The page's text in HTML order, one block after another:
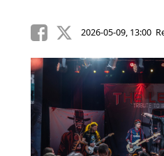
2026-05-09, 13:00